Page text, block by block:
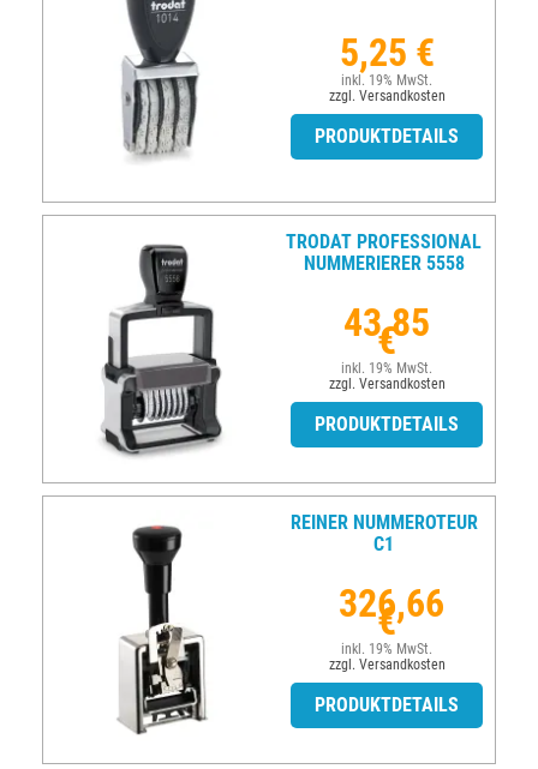
5,25 €
inkl. 19% MwSt.
zzgl. Versandkosten
PRODUKTDETAILS
TRODAT PROFESSIONAL
NUMMERIERER 5558
43,85
€
inkl. 19% MwSt.
zzgl. Versandkosten
PRODUKTDETAILS
REINER NUMMEROTEUR
C1
326,66
€
inkl. 19% MwSt.
zzgl. Versandkosten
PRODUKTDETAILS